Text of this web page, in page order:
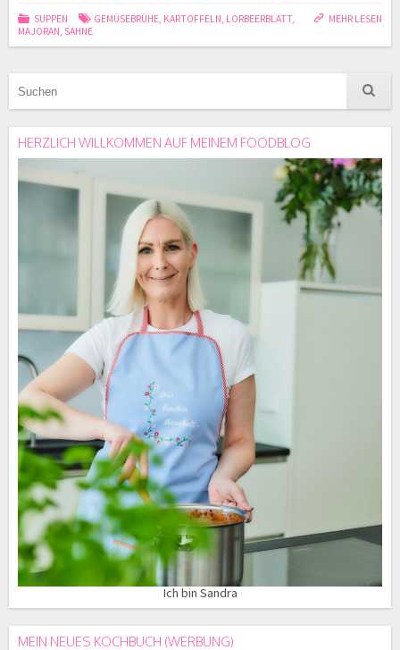
MEHR LESEN
SUPPEN GEMÜSEBRÜHE, KARTOFFELN, LORBEERBLATT,
MAJORAN, SAHNE
HERZLICH WILLKOMMEN AUF MEINEM FOODBLOG
Ich bin Sandra
MEIN NEUES KOCHBUCH (WERBUNG)